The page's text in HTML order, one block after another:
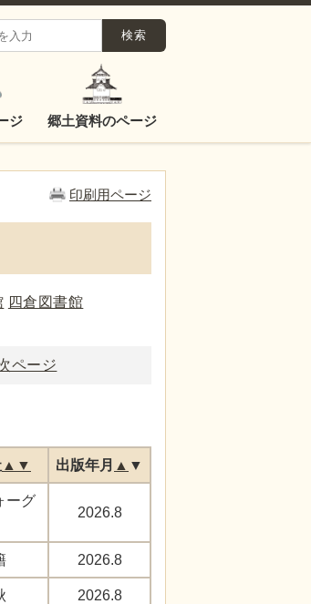
ジ 郷土資料のページ
印刷用ページ
四倉図書館
ページ
▲ ▼ 出版年月 ▲ ▼
ーグ
2026.8
2026.8
2026.8